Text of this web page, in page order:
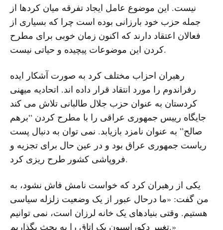
نیست. این موضوع عامل ایجاد تفرقه میان کردها از
جمله حزب خود بارزانی بوده است چرا که بسیاری از
فعالان اعتقاد دارند که اکنون زمان خوبی برای مطرح
کردن این موضوعات پیچیده و حیاتی نیست.
رهبران احزاب مختلف کرد به صورت آشکار ایده
رفراندوم را مورد انتقاد قرار داده اند. اتحادیه میهنی
کردستان به عنوان حزب جلال طالبانی تلاش می کند
جایگاه رییس جمهوری عراقی را با مطرح کردن “برهم
صالح” به عنوان نامزد بازیابد. نمی توان به دنبال پست
ریاست جمهوری عراق بود و در عین حال برای تجزیه و
فروپاشی کشور طرح ریزی کرد.
یکی از رهبران کرد که خواست نامش فاش نشود، به
من گفت: «ما درحال عبور از یک وضعیت زلزله سیاسی
هستیم. وقتی بنیادهای یک خانه لرزان است، نمی توانیم
تغییر دکوراسیون یک اتاق را به بحث بگذاریم.»